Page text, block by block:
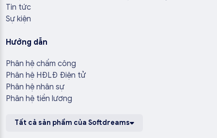
Tin tức
Sự kiện
Hướng dẫn
Phân hệ chấm công
Phân hệ HĐLĐ Điện tử
Phân hệ nhân sự
Phân hệ tiền lương
Tất cả sản phẩm của Softdreams